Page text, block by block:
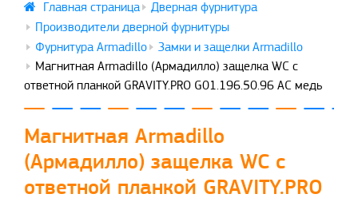
Дверная фурнитура
Производители дверной фурнитуры
Фурнитура Armadillo
Замки и защелки Armadillo
Магнитная Armadillo (Армадилло) защелка WC с
ответной планкой GRAVITY.PRO G01.196.50.96 AC медь
Магнитная Armadillo
(Армадилло) защелка WC с
ответной планкой GRAVITY.PRO